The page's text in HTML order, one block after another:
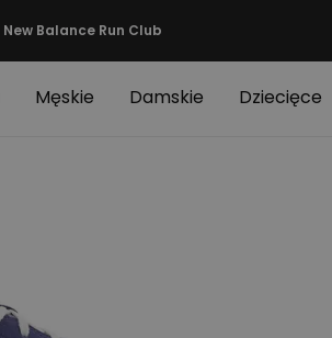
New Balance Run Club
Męskie Damskie Dziecięce